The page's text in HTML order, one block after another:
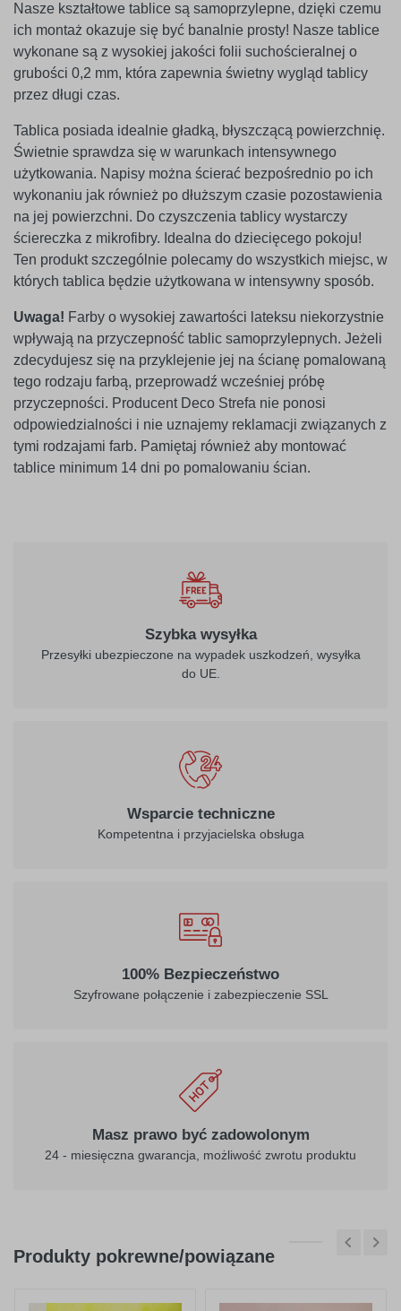
Nasze kształtowe tablice są samoprzylepne, dzięki czemu
ich montaż okazuje się być banalnie prosty! Nasze tablice
wykonane są z wysokiej jakości folii suchościeralnej o
grubości 0,2 mm, która zapewnia świetny wygląd tablicy
przez długi czas.
Tablica posiada idealnie gładką, błyszczącą powierzchnię.
Świetnie sprawdza się w warunkach intensywnego
użytkowania. Napisy można ścierać bezpośrednio po ich
wykonaniu jak również po dłuższym czasie pozostawienia
na jej powierzchni. Do czyszczenia tablicy wystarczy
ściereczka z mikrofibry. Idealna do dziecięcego pokoju!
Ten produkt szczególnie polecamy do wszystkich miejsc, w
których tablica będzie użytkowana w intensywny sposób.
Uwaga! Farby o wysokiej zawartości lateksu niekorzystnie
wpływają na przyczepność tablic samoprzylepnych. Jeżeli
zdecydujesz się na przyklejenie jej na ścianę pomalowaną
tego rodzaju farbą, przeprowadź wcześniej próbę
przyczepności. Producent Deco Strefa nie ponosi
odpowiedzialności i nie uznajemy reklamacji związanych z
tymi rodzajami farb. Pamiętaj również aby montować
tablice minimum 14 dni po pomalowaniu ścian.
Szybka wysyłka
Przesyłki ubezpieczone na wypadek uszkodzeń, wysyłka
do UE.
Wsparcie techniczne
Kompetentna i przyjacielska obsługa
100% Bezpieczeństwo
Szyfrowane połączenie i zabezpieczenie SSL
Masz prawo być zadowolonym
24 - miesięczna gwarancja, możliwość zwrotu produktu
Produkty pokrewne/powiązane